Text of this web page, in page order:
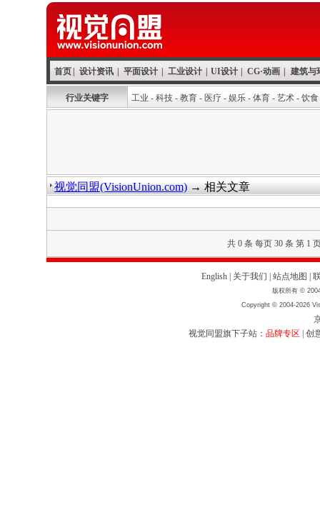
首页 设计资讯 平面设计 工业设计 UI设计 CG·动画 建筑与
行业关键字 工业 - 科技 - 教育 - 医疗 - 娱乐 - 体育 - 艺术 - 饮食
视觉同盟(VisionUnion.com) → 相关文章
共 0 条 每页 30 条 第 1
English 关于我们 站点地图
版权所有 ©
Copyright © 2004-2026
视觉同盟旗下子站： 品牌专区 创